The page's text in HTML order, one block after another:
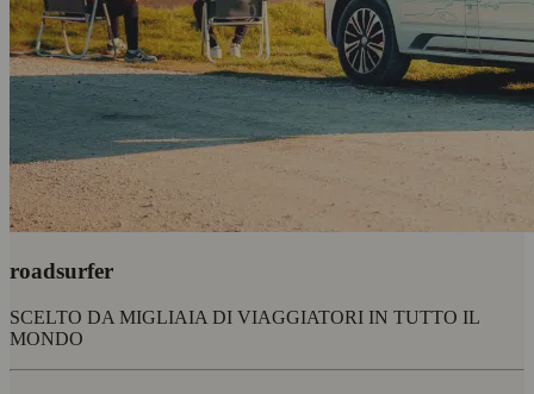
roadsurfer
SCELTO DA MIGLIAIA DI VIAGGIATORI IN TUTTO IL
MONDO